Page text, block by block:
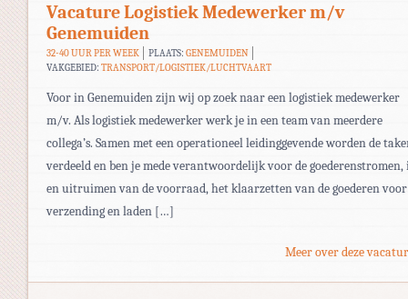
Vacature Logistiek Medewerker m/v
Genemuiden
32-40 UUR PER WEEK PLAATS: GENEMUIDEN
VAKGEBIED: TRANSPORT/LOGISTIEK/LUCHTVAART
Voor in Genemuiden zijn wij op zoek naar een logistiek medewerker
m/v. Als logistiek medewerker werk je in een team van meerdere
collega’s. Samen met een operationeel leidinggevende worden de
verdeeld en ben je mede verantwoordelijk voor de goederenstromen,
en uitruimen van de voorraad, het klaarzetten van de goederen voor
verzending en laden […]
Meer over deze